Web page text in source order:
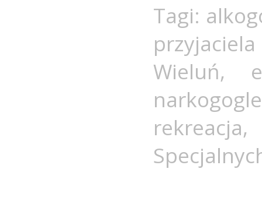
Tagi:
Wieluń,
rekreacja